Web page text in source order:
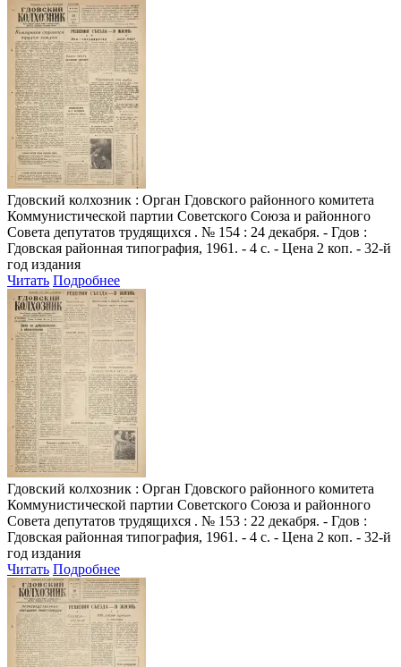
Гдовский колхозник : Орган Гдовского районного комитета
Коммунистической партии Советского Союза и районного
Совета депутатов трудящихся . № 154 : 24 декабря. - Гдов :
Гдовская районная типография, 1961. - 4 с. - Цена 2 коп. - 32-й
год издания
Читать Подробнее
Гдовский колхозник : Орган Гдовского районного комитета
Коммунистической партии Советского Союза и районного
Совета депутатов трудящихся . № 153 : 22 декабря. - Гдов :
Гдовская районная типография, 1961. - 4 с. - Цена 2 коп. - 32-й
год издания
Читать Подробнее